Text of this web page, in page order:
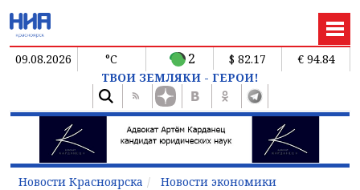
09.08.2026 °C 2 $ 82.17
€ 94.84
ТВОИ ЗЕМЛЯКИ - ГЕРОИ!
Новости Красноярска Новости экономики